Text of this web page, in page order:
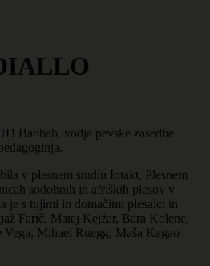
Baobab, vodja pevske zasedbe
v plesnem studiu Intakt, Plesnem
sodobnih in afriških plesov v
je s tujimi in domačimi plesalci in
Farič, Matej Kejžar, Bara Kolenc,
Mihael Ruegg, Maša Kagao